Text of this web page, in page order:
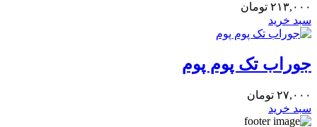
۲۱۳,۰۰۰ تومان
سبد خرید
جوراب تک پوم پوم
۲۷,۰۰۰ تومان
سبد خرید